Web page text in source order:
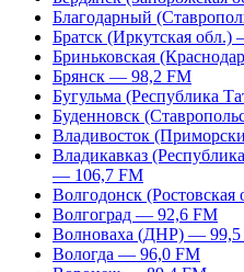
Благодарный
Братск (Иркутская
Бриньковская
Брянск — 98,2 FM
Бугульма (Республика
Буденновск
Владивосток
Владикавказ
— 106,7 FM
Волгодонск
Волгоград — 92,6 FM
Волноваха (ДНР) — 99,5
Вологда — 96,0 FM